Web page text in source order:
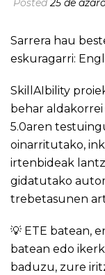
Posted25 de
Sarrera hau
eskuragarri:
SkillAIbility
behar
5.0aren
oinarritutako,
irtenbideak
gidatutako
trebetasunen
💡 ETE batean,
batean edo
baduzu, zure